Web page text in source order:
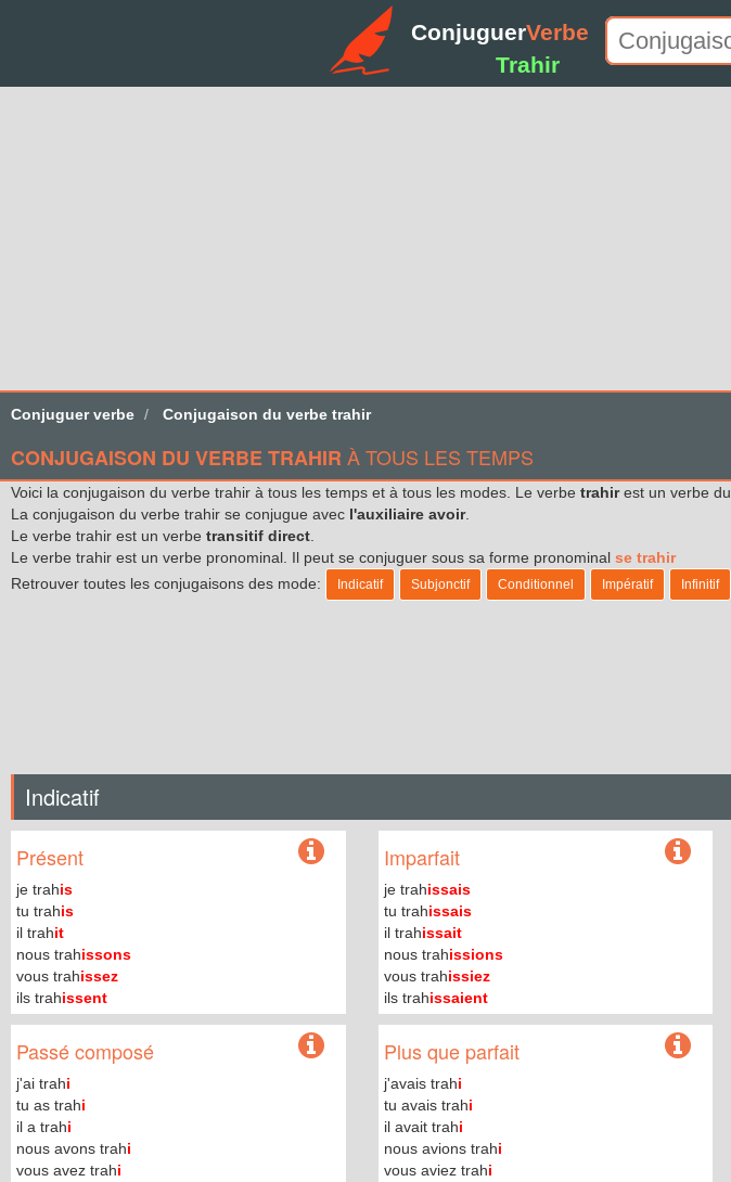
ConjuguerVerbe
Trahir
Conjuguer verbe Conjugaison du verbe trahir
CONJUGAISON DU VERBE TRAHIR À TOUS LES TEMPS
Voici la conjugaison du verbe trahir à tous les temps et à tous les modes. Le verbe trahirest un verbe du
La conjugaison du verbe trahir se conjugue avec l'auxiliaire avoir.
Le verbe trahir est un verbe transitif direct
Le verbe trahir est un verbe pronominal. Il peut se conjuguer sous sa forme pronominal se trahir
Retrouver toutes les conjugaisons des mode:
Indicatif Subjonctif Conditionnel Impératif Infinitif
Indicatif
Présent
je trahis
tu trahis
il trahit
nous trahissons
vous trahissez
ils trahissent
Imparfait
je trahissais
tu trahissais
il trahissait
nous trahissions
vous trahissiez
ils trahissaient
Passé composé
j'ai trahi
tu as trahi
il a trahi
nous avons trahi
vous avez trahi
Plus que parfait
j'avais trahi
tu avais trahi
il avait trahi
nous avions trahi
vous aviez trahi